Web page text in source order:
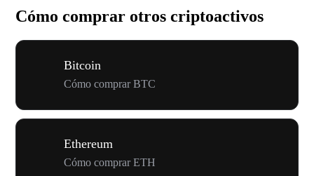
Cómo comprar otros criptoactivos
Bitcoin
Cómo comprar BTC
Ethereum
Cómo comprar ETH